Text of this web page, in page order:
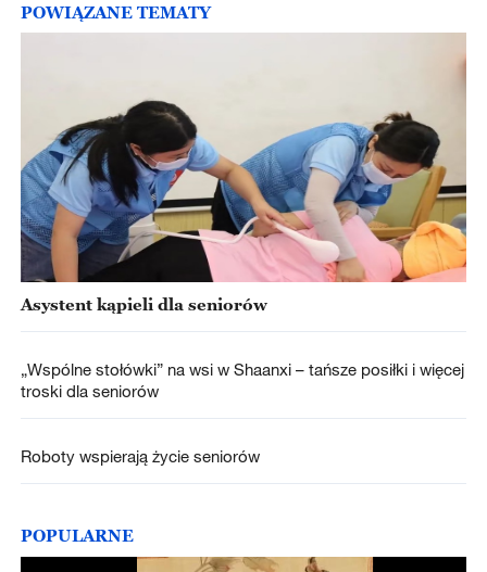
POWIĄZANE TEMATY
Asystent kąpieli dla seniorów
„Wspólne stołówki” na wsi w Shaanxi – tańsze posiłki i więcej
troski dla seniorów
Roboty wspierają życie seniorów
POPULARNE